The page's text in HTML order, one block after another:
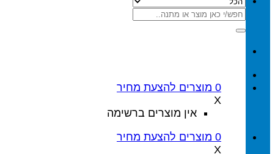
חיפוש
0 מוצרים להצעת מחיר
X
אין מוצרים ברשימה
0 מוצרים להצעת מחיר
X